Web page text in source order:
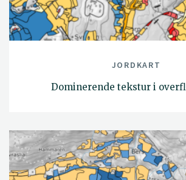
JORDKART
Dominerende tekstur i